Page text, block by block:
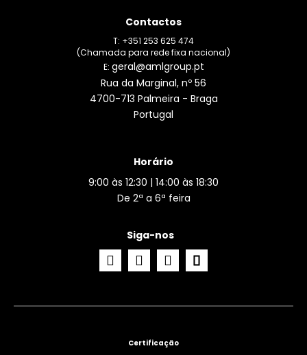
Contactos
T: +351 253 625 474
(Chamada para rede fixa nacional)
E: geral@amlgroup.pt
Rua da Marginal, nº 56
4700-713 Palmeira - Braga
Portugal
Horário
9:00 às 12:30 | 14:00 às 18:30
De 2ª a 6ª feira
Siga-nos
Certificação